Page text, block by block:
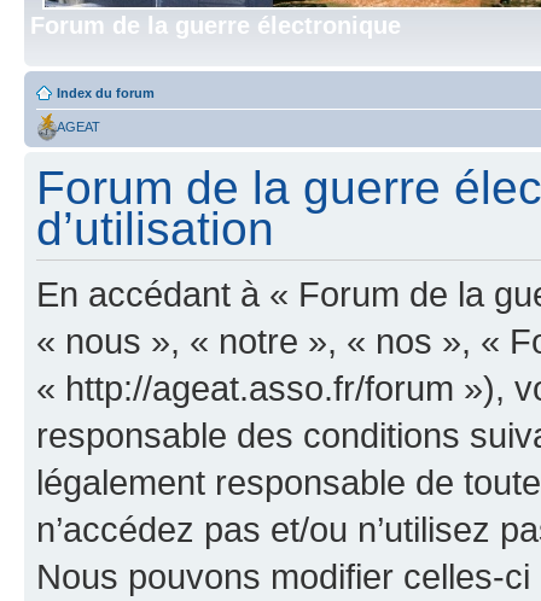
Forum de la guerre électronique
Index du forum
AGEAT
Forum de la guerre
d’utilisation
En accédant à « Forum de la
« nous », « notre », « nos », «
« http://ageat.asso.fr/forum »),
responsable des conditions
légalement responsable de
n’accédez pas et/ou n’utilisez
Nous pouvons modifier celles-